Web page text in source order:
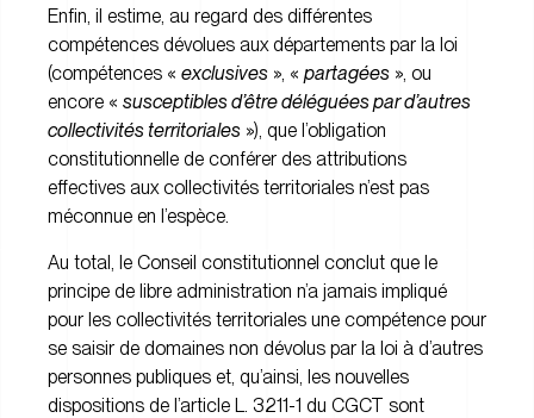
Enfin, il estime, au regard des différentes
compétences dévolues aux départements par la loi
(compétences « exclusives », « partagées », ou
encore « susceptibles d’être déléguées par d’autres
collectivités territoriales »), que l’obligation
constitutionnelle de conférer des attributions
effectives aux collectivités territoriales n’est pas
méconnue en l’espèce.
Au total, le Conseil constitutionnel conclut que le
principe de libre administration n’a jamais impliqué
pour les collectivités territoriales une compétence pour
se saisir de domaines non dévolus par la loi à d’autres
personnes publiques et, qu’ainsi, les nouvelles
dispositions de l’article L. 3211-1 du CGCT sont